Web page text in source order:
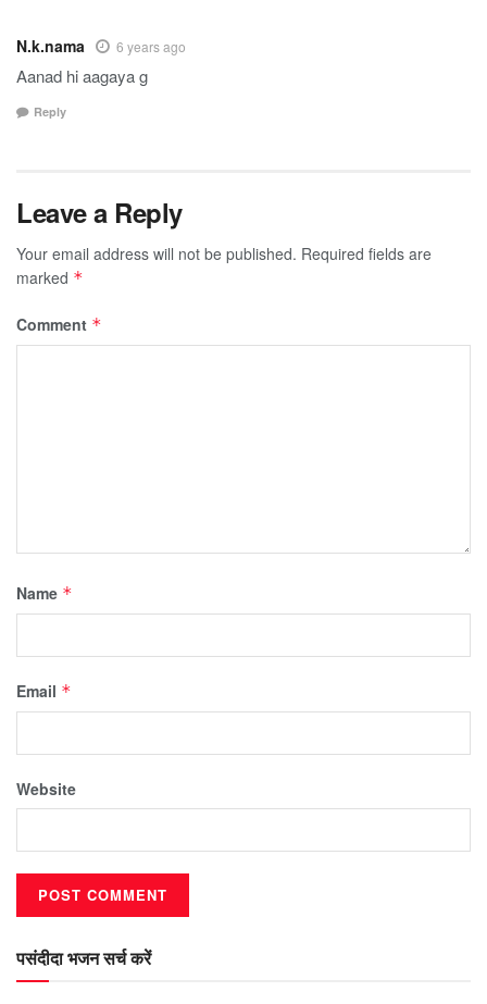
N.k.nama 6 years ago
Aanad hi aagaya g
Reply
Leave a Reply
Your email address will not be published. Required fields are
marked *
Comment *
Name *
Email *
Website
पसंदीदा भजन सर्च करें